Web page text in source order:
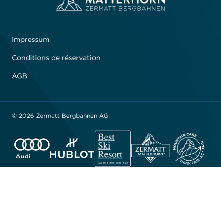
Impressum
Conditions de réservation
AGB
© 2026 Zermatt Bergbahnen AG